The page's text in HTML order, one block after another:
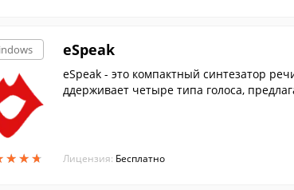
★★★
★★★
eSpeak
eSpeak - это компактный синтезатор
ддерживает четыре типа голоса,
Лицензия: Бесплатно